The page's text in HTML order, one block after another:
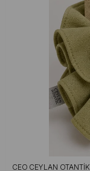
CEO CEYLAN OTANTIK